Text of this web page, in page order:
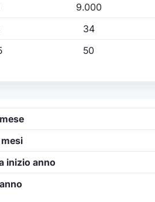
9.000
34
50
inizio anno